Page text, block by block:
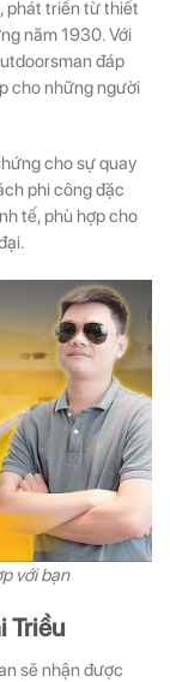
phát triển từ thiết
năm 1930. Với
đáp
cho những người
cho sự quay
phi công đặc
tế, phù hợp cho
với bạn
Triều
sẽ nhận được